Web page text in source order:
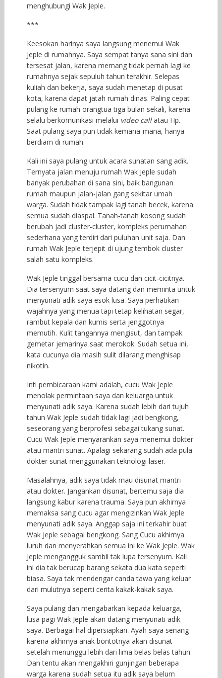
menghubungi Wak Jeple.
***
Keesokan harinya saya langsung menemui Wak
Jeple di rumahnya. Saya sempat tanya sana sini dan
tersesat jalan, karena memang tidak pernah lagi ke
rumahnya sejak sepuluh tahun terakhir. Selepas
kuliah dan bekerja, saya sudah menetap di pusat
kota, karena dapat jatah rumah dinas. Paling cepat
pulang ke rumah orangtua tiga bulan sekali, karena
selalu berkomunikasi melalui video callatau Hp.
Saat pulang saya pun tidak kemana-mana, hanya
berdiam di rumah.
Kali ini saya pulang untuk acara sunatan sang adik.
Ternyata jalan menuju rumah Wak Jeple sudah
banyak perubahan di sana sini, baik bangunan
rumah maupun jalan-jalan gang sekitar umah
warga. Sudah tidak tampak lagi tanah becek, karena
semua sudah diaspal. Tanah-tanah kosong sudah
berubah jadi cluster-cluster, kompleks perumahan
sederhana yang terdiri dari puluhan unit saja. Dan
rumah Wak Jeple terjepit di ujung tembok cluster
salah satu kompleks.
Wak Jeple tinggal bersama cucu dan cicit-cicitnya.
Dia tersenyum saat saya datang dan meminta untuk
menyunati adik saya esok lusa. Saya perhatikan
wajahnya yang menua tapi tetap kelihatan segar,
rambut kepala dan kumis serta jenggotnya
memutih. Kulit tangannya mengisut, dan tampak
gemetar jemarinya saat merokok. Sudah setua ini,
kata cucunya dia masih sulit dilarang menghisap
nikotin.
Inti pembicaraan kami adalah, cucu Wak Jeple
menolak permintaan saya dan keluarga untuk
menyunati adik saya. Karena sudah lebih dari tujuh
tahun Wak Jeple sudah tidak lagi jadi bengkong,
seseorang yang berprofesi sebagai tukang sunat.
Cucu Wak Jeple menyarankan saya menemui dokter
atau mantri sunat. Apalagi sekarang sudah ada pula
dokter sunat menggunakan teknologi laser.
Masalahnya, adik saya tidak mau disunat mantri
atau dokter. Jangankan disunat, bertemu saja dia
langsung kabur karena trauma. Saya pun akhirnya
memaksa sang cucu agar mengizinkan Wak Jeple
menyunati adik saya. Anggap saja ini terkahir buat
Wak Jeple sebagai bengkong. Sang Cucu akhirnya
luruh dan menyerahkan semua ini ke Wak Jeple. Wak
Jeple mengangguk sambil tak lupa tersenyum. Kali
ini dia tak berucap barang sekata dua kata seperti
biasa. Saya tak mendengar canda tawa yang keluar
dari mulutnya seperti cerita kakak-kakak saya.
Saya pulang dan mengabarkan kepada keluarga,
lusa pagi Wak Jeple akan datang menyunati adik
saya. Berbagai hal dipersiapkan. Ayah saya senang
karena akhirnya anak bontotnya akan disunat
setelah menunggu lebih dari lima belas belas tahun.
Dan tentu akan mengakhiri gunjingan beberapa
warga karena sudah setua itu adik saya belum